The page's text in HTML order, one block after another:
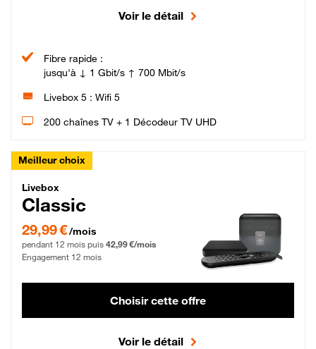
Voir le détail
Fibre rapide :
jusqu'à ↓ 1 Gbit/s ↑ 700 Mbit/s
Livebox 5 : Wifi 5
200 chaînes TV + 1 Décodeur TV UHD
Meilleur choix
Livebox Classic Fibre
Livebox
Classic
29,99 € par mois pendant 12 mois puis 42,99 € par mois, Engagement 12 mois
29,99 €/mois
pendant 12 mois puis 42,99 €/mois
Engagement 12 mois
Choisir cette offre
Voir le détail